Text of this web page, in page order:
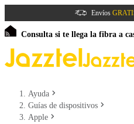
Envíos
Consulta si te llega la fibra a
Ayuda
Guías de dispositivos
Apple